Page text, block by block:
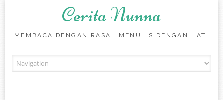
Cerita Nunna
MEMBACA DENGAN RASA | MENULIS DENGAN HATI